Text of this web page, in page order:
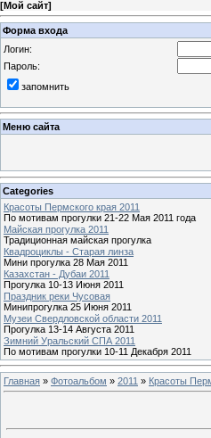
[Мой сайт]
Форма входа
Логин:
Пароль:
запомнить
Меню сайта
Categories
Красоты Пермского края 2011
По мотивам прогулки 21-22 Мая 2011 года
Майская прогулка 2011
Традиционная майская прогулка
Квадроциклы - Старая линза
Мини прогулка 28 Мая 2011
Казахстан - Дубаи 2011
Прогулка 10-13 Июня 2011
Праздник реки Чусовая
Минипрогулка 25 Июня 2011
Музеи Свердловской области 2011
Прогулка 13-14 Августа 2011
Зимний Уральский СПА 2011
По мотивам прогулки 10-11 Декабря 2011
Главная » Фотоальбом » 2011 » Красоты